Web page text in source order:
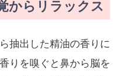
からリラックス
抽出した精油の香りに
りを嗅ぐと鼻から脳を